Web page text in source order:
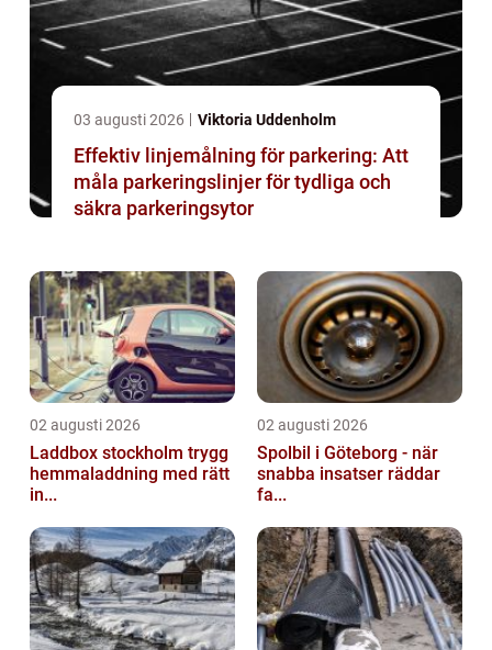
03 augusti 2026 Viktoria Uddenholm
Effektiv linjemålning för parkering: Att
måla parkeringslinjer för tydliga och
säkra parkeringsytor
02 augusti 2026
Laddbox stockholm trygg
hemmaladdning med rätt
in...
02 augusti 2026
Spolbil i Göteborg - när
snabba insatser räddar
fa...